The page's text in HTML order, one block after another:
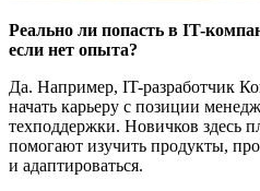
Реально ли попасть в IT-
если нет опыта?
Да. Например, IT-разработчик
начать карьеру с позиции
техподдержки. Новичков здесь
помогают изучить продукты,
и адаптироваться.